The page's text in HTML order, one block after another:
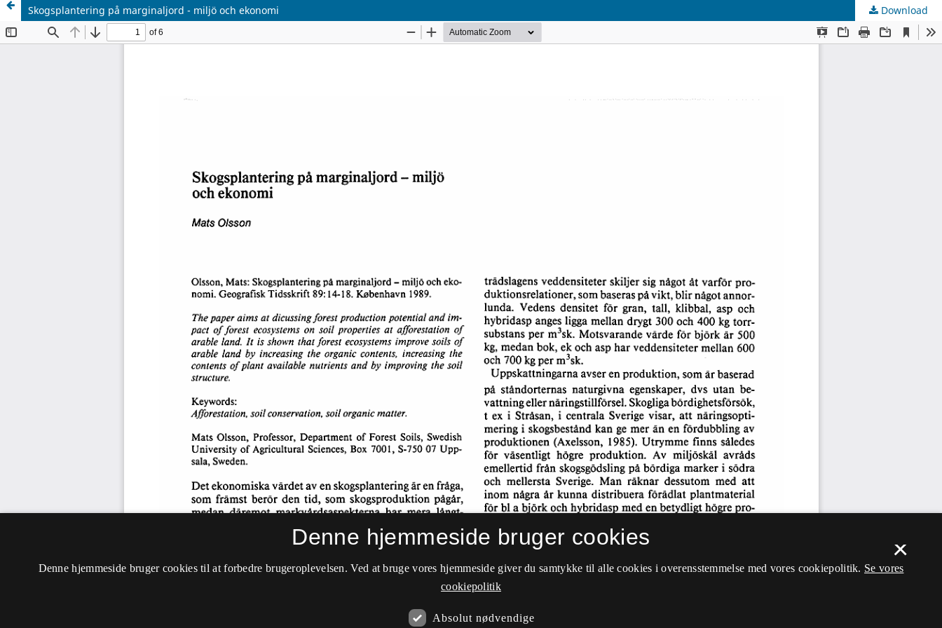
Skogsplantering på marginaljord - miljö och ekonomi Download
×
Denne hjemmeside bruger cookies
Denne hjemmeside bruger cookies til at forbedre brugeroplevelsen. Ved at bruge vores hjemmeside giver du samtykke til alle cookies i overensstemmelse med vores cookiepolitik. Se vores
cookiepolitik
Absolut nødvendige